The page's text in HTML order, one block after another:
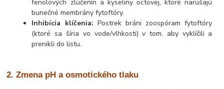
fenolových zlúčenín a kyseliny octovej, ktoré narúšajú
bunečné membrány fytoftóry.
Inhibícia klíčenia: Postrek bráni zoospóram fytoftóry
(ktoré sa šíria vo vode/vlhkosti) v tom, aby vyklíčili a
prenikli do listu.
2. Zmena pH a osmotického tlaku